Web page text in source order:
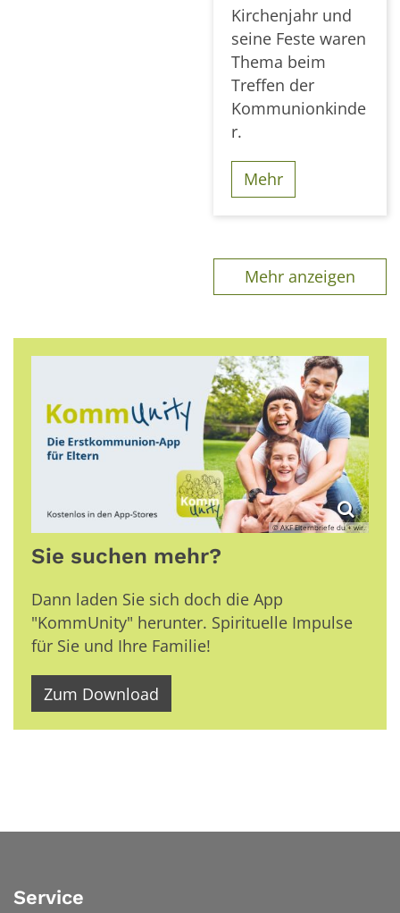
Kirchenjahr und
seine Feste waren
Thema beim
Treffen der
Kommunionkinde
r.
Mehr
Mehr anzeigen
© AKF Elternbriefe du + wir.
Sie suchen mehr?
Dann laden Sie sich doch die App
"KommUnity" herunter. Spirituelle Impulse
für Sie und Ihre Familie!
Zum Download
Service